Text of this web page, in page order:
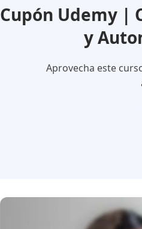
Cupón Udemy |
y
Aprovecha este